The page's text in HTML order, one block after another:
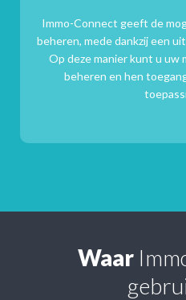
Immo-Connect geeft de
beheren, mede dankzij een
Op deze manier kunt u uw
beheren en hen
Waar